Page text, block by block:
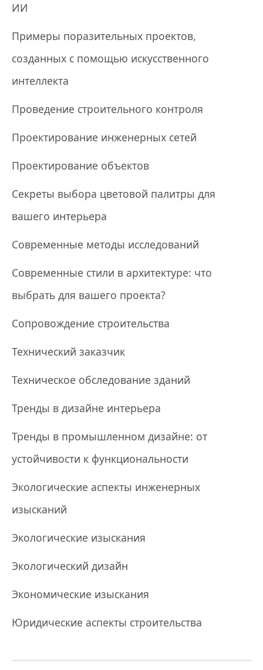
ИИ
Примеры поразительных проектов,
созданных с помощью искусственного
интеллекта
Проведение строительного контроля
Проектирование инженерных сетей
Проектирование объектов
Секреты выбора цветовой палитры для
вашего интерьера
Современные методы исследований
Современные стили в архитектуре: что
выбрать для вашего проекта?
Сопровождение строительства
Технический заказчик
Техническое обследование зданий
Тренды в дизайне интерьера
Тренды в промышленном дизайне: от
устойчивости к функциональности
Экологические аспекты инженерных
изысканий
Экологические изыскания
Экологический дизайн
Экономические изыскания
Юридические аспекты строительства